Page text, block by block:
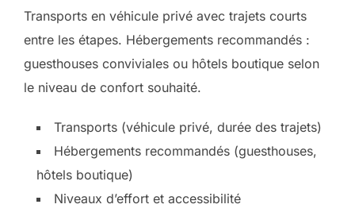
Transports en véhicule privé avec trajets courts
entre les étapes. Hébergements recommandés :
guesthouses conviviales ou hôtels boutique selon
le niveau de confort souhaité.
Transports (véhicule privé, durée des trajets)
Hébergements recommandés (guesthouses,
hôtels boutique)
Niveaux d’effort et accessibilité